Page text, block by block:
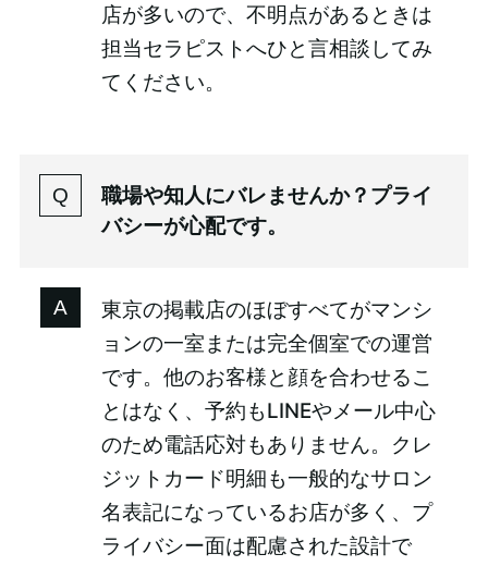
店が多いので、不明点があるときは
担当セラピストへひと言相談してみ
てください。
職場や知人にバレませんか？プライ
バシーが心配です。
東京の掲載店のほぼすべてがマンシ
ョンの一室または完全個室での運営
です。他のお客様と顔を合わせるこ
とはなく、予約もLINEやメール中心
のため電話応対もありません。クレ
ジットカード明細も一般的なサロン
名表記になっているお店が多く、プ
ライバシー面は配慮された設計で